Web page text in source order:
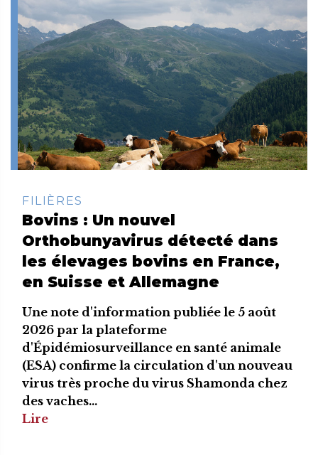
FILIÈRES
Bovins : Un nouvel
Orthobunyavirus détecté dans
les élevages bovins en France,
en Suisse et Allemagne
Une note d'information publiée le 5 août
2026 par la plateforme
d'Épidémiosurveillance en santé animale
(ESA) confirme la circulation d'un nouveau
virus très proche du virus Shamonda chez
des vaches...
Lire